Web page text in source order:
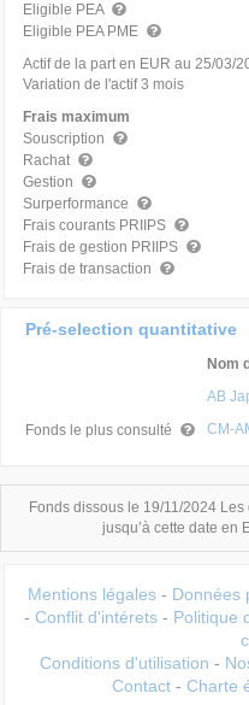
Eligible PEA
Eligible PEA PME
Actif de la part en EUR au 25/03/
Variation de l'actif 3 mois
Frais maximum
Souscription
Rachat
Gestion
Surperformance
Frais courants PRIIPS
Frais de gestion PRIIPS
Frais de transaction
Pré-selection quantitative
Nom
AB
Fonds le plus consulté
CM-
Fonds dissous le 19/11/2024
jusqu’à cette date en
Mentions légales - Données
- Conflit d'intérets - Politique
Conditions d'utilisation -
Contact - Charte